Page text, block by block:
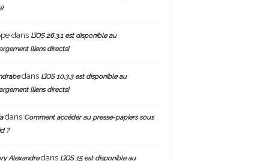
dans L’iOS 26.3.1 est disponible au
[liens directs]
dans L’iOS 10.3.3 est disponible au
[liens directs]
dans Comment accéder au presse-papiers sous
?
Alexandredans L’iOS 15 est disponible au